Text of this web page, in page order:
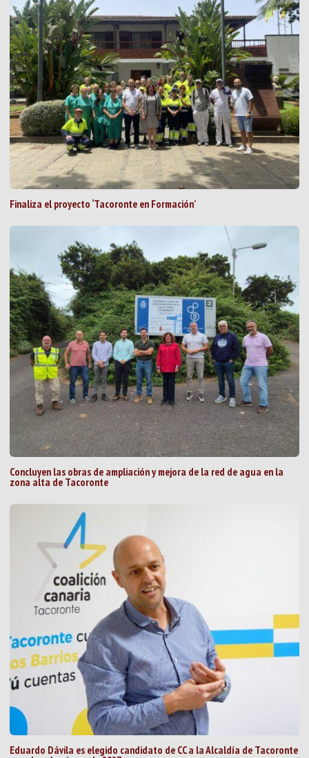
Finaliza el proyecto ‘Tacoronte en Formación’
Concluyen las obras de ampliación y mejora de la red de agua en la
zona alta de Tacoronte
Eduardo Dávila es elegido candidato de CC a la Alcaldía de Tacoronte